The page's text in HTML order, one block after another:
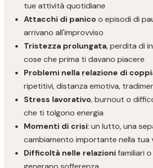
tue attività quotidiane
Attacchi di panicoo episodi di
arrivano all'improvviso
Tristezza prolungata, perdita di
cose che prima ti davano piacere
Problemi nella relazione di
ripetitivi, distanza emotiva,
Stress lavorativo, burnout o
che ti tolgono energia
Momenti di crisi: un lutto, una
cambiamento importante nella tua
Difficoltà nelle relazionifamiliari